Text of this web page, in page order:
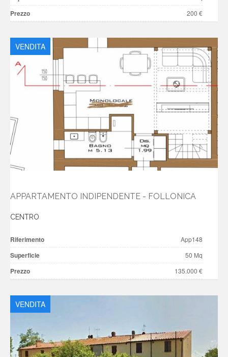
Prezzo 200 €
VENDITA
APPARTAMENTO INDIPENDENTE - FOLLONICA
CENTRO
Riferimento App148
Superficie 50 Mq
Prezzo 135.000 €
VENDITA